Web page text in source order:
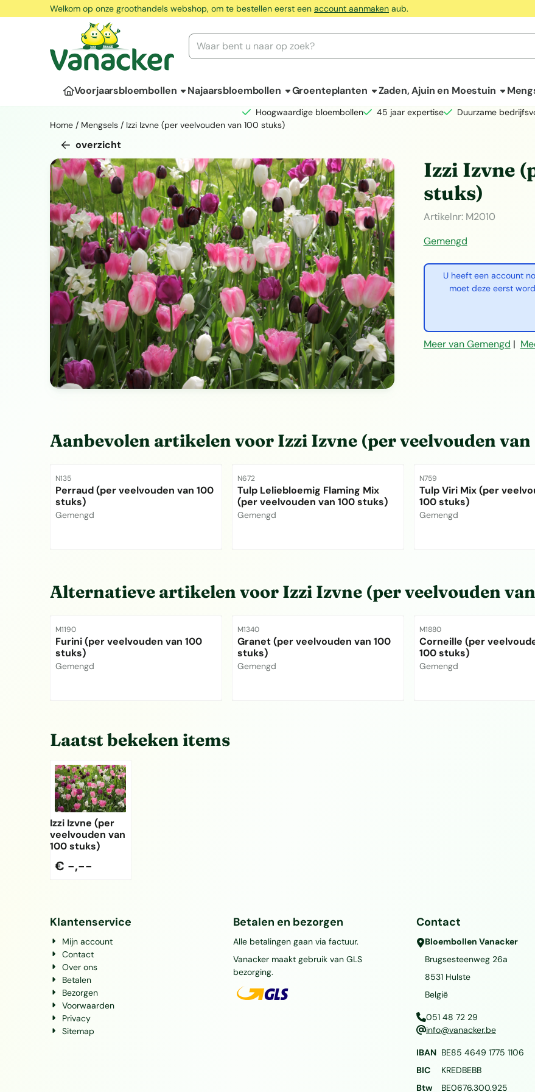
Cookievoorkeuren zijn momenteel gesloten.
Welkom op onze groothandels webshop, om te bestellen eerst een account aanmaken aub.
Zoeken
Voorjaarsbloembollen Najaarsbloembollen Groenteplanten Zaden, Ajuin en Moestuin
Hoogwaardige bloembollen 45 jaar expertise
Duurzame
Home / Mengsels / Izzi Izvne (per veelvouden van 100 stuks)
overzicht
Izzi Izvne
stuks)
Artikelnr: M2010
Gemengd
U heeft een account
moet deze eerst
Meer van Gemengd |
Aanbevolen artikelen voor Izzi Izvne (per veelvouden
Artikelnummer
N135
Perraud (per veelvouden van 100
stuks)
Merk:
Gemengd
Artikelnummer
N672
Tulp Leliebloemig Flaming Mix
(per veelvouden van 100 stuks)
Merk:
Gemengd
Artikelnummer
N759
Tulp Viri Mix (per
100 stuks)
Merk:
Gemengd
Alternatieve artikelen voor Izzi Izvne (per veelvouden
Artikelnummer
M1190
Furini (per veelvouden van 100
stuks)
Merk:
Gemengd
Artikelnummer
M1340
Granet (per veelvouden van 100
stuks)
Merk:
Gemengd
Artikelnummer
M1880
Corneille (per
100 stuks)
Merk:
Gemengd
Laatst bekeken items
Izzi Izvne (per
veelvouden van
100 stuks)
€ -,--
Klantenservice
Mijn account
Contact
Over ons
Betalen
Bezorgen
Voorwaarden
Privacy
Sitemap
Betalen en bezorgen
Alle betalingen gaan via factuur.
Vanacker maakt gebruik van GLS
bezorging.
Contact
Bloembollen Vanacker
Brugsesteenweg 26a
8531 Hulste
België
051 48 72 29
info@vanacker.be
IBAN BE85 4649 1775 1106
BIC
KREDBEBB
Btw
BE0676.300.925